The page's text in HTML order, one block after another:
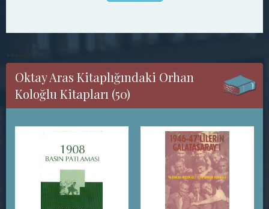
******
Oktay Aras Kitaplığındaki Orhan
Koloğlu Kitapları (50)